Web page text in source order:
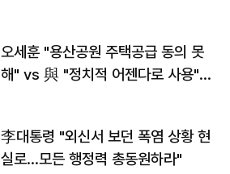
오세훈 "용산공원 주택공급 동의 못
해" vs 與 "정치적 어젠다로 사용"
李대통령 "외신서 보던 폭염 상황 현
실로…모든 행정력 총동원하라"